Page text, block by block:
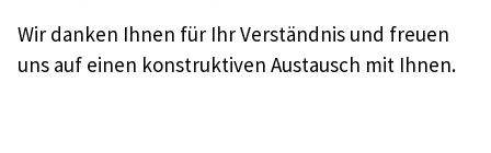
Wir danken Ihnen für Ihr Verständnis und freuen
uns auf einen konstruktiven Austausch mit Ihnen.